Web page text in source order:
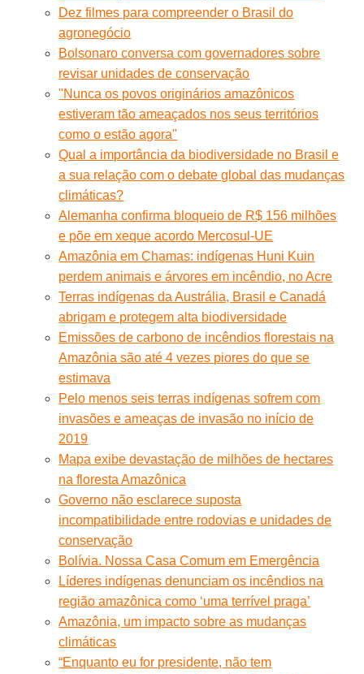
Dez filmes para compreender o Brasil do
agronegócio
Bolsonaro conversa com governadores sobre
revisar unidades de conservação
"Nunca os povos originários amazônicos
estiveram tão ameaçados nos seus territórios
como o estão agora"
Qual a importância da biodiversidade no Brasil e
a sua relação com o debate global das mudanças
climáticas?
Alemanha confirma bloqueio de R$ 156 milhões
e põe em xeque acordo Mercosul-UE
Amazônia em Chamas: indígenas Huni Kuin
perdem animais e árvores em incêndio, no Acre
Terras indígenas da Austrália, Brasil e Canadá
abrigam e protegem alta biodiversidade
Emissões de carbono de incêndios florestais na
Amazônia são até 4 vezes piores do que se
estimava
Pelo menos seis terras indígenas sofrem com
invasões e ameaças de invasão no início de
2019
Mapa exibe devastação de milhões de hectares
na floresta Amazônica
Governo não esclarece suposta
incompatibilidade entre rodovias e unidades de
conservação
Bolívia. Nossa Casa Comum em Emergência
Líderes indígenas denunciam os incêndios na
região amazônica como ‘uma terrível praga’
Amazônia, um impacto sobre as mudanças
climáticas
“Enquanto eu for presidente, não tem